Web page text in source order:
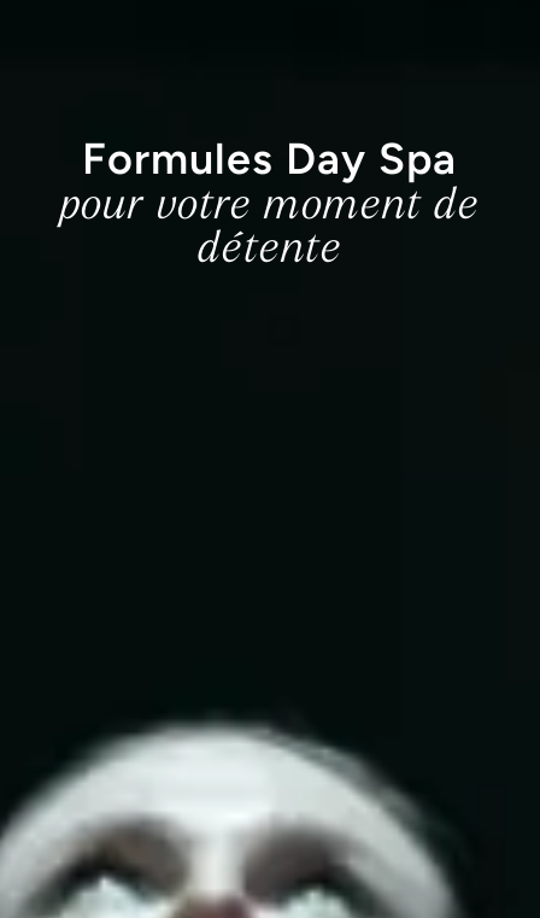
Formules Day Spa
pour votre moment de
détente